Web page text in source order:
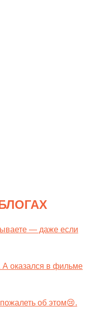
— даже если
А оказался в фильме
об этом😢.